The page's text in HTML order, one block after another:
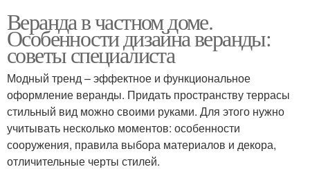
Веранда в частном доме.
Особенности дизайна веранды:
советы специалиста
Модный тренд – эффектное и функциональное
оформление веранды. Придать пространству террасы
стильный вид можно своими руками. Для этого нужно
учитывать несколько моментов: особенности
сооружения, правила выбора материалов и декора,
отличительные черты стилей.